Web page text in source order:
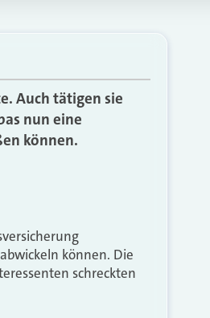
Auch tätigen sie
nun eine
können.
können. Die
schreckten